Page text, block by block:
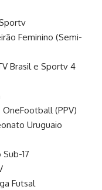
Feminino (Semi-
Brasil e Sportv 4
(PPV)
Uruguaio
17
Futsal